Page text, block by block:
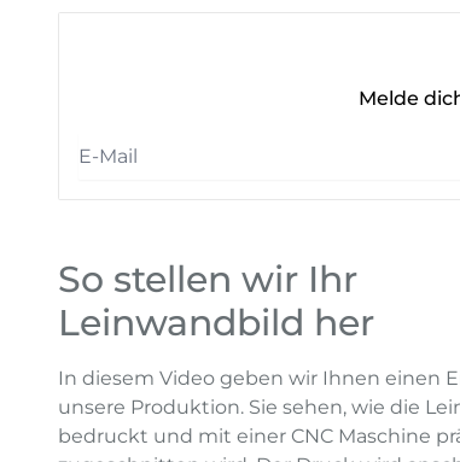
Melde
So stellen wir Ihr
Leinwandbild her
In diesem Video geben wir Ihnen einen
unsere Produktion. Sie sehen, wie die
bedruckt und mit einer CNC Maschine